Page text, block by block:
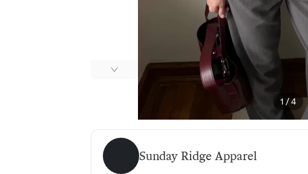
1 /4
Sunday Ridge Apparel
Sunday Ridge Apparel